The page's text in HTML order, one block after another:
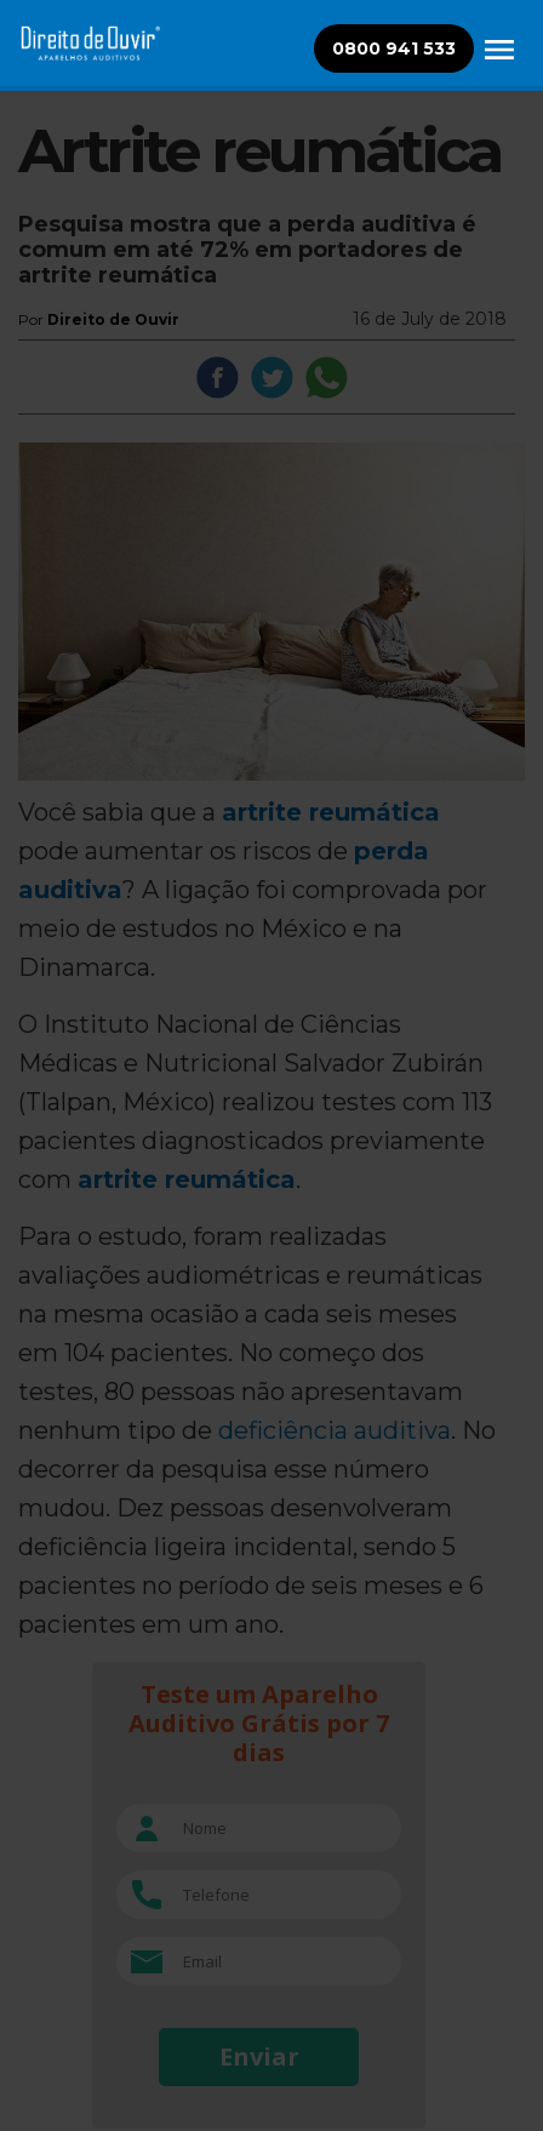
0800 941 533
Artrite reumática
Pesquisa mostra que a perda auditiva é
comum em até 72% em portadores de
artrite reumática
Por Direito de Ouvir 16 de July de 2018
Você sabia que a artrite reumática
pode aumentar os riscos de perda
auditiva? A ligação foi comprovada por
meio de estudos no México e na
Dinamarca.
O Instituto Nacional de Ciências
Médicas e Nutricional Salvador Zubirán
(Tlalpan, México) realizou testes com 113
pacientes diagnosticados previamente
com artrite reumática.
Para o estudo, foram realizadas
avaliações audiométricas e reumáticas
na mesma ocasião a cada seis meses
em 104 pacientes. No começo dos
testes, 80 pessoas não apresentavam
nenhum tipo de deficiência auditiva. No
decorrer da pesquisa esse número
mudou. Dez pessoas desenvolveram
deficiência ligeira incidental, sendo 5
pacientes no período de seis meses e 6
pacientes em um ano.
Teste um Aparelho
Auditivo Grátis por 7
dias
Enviar